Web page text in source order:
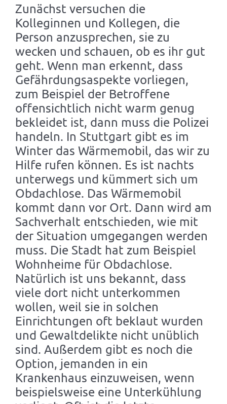
Zunächst versuchen die
Kolleginnen und Kollegen, die
Person anzusprechen, sie zu
wecken und schauen, ob es ihr gut
geht. Wenn man erkennt, dass
Gefährdungsaspekte vorliegen,
zum Beispiel der Betroffene
offensichtlich nicht warm genug
bekleidet ist, dann muss die Polizei
handeln. In Stuttgart gibt es im
Winter das Wärmemobil, das wir zu
Hilfe rufen können. Es ist nachts
unterwegs und kümmert sich um
Obdachlose. Das Wärmemobil
kommt dann vor Ort. Dann wird am
Sachverhalt entschieden, wie mit
der Situation umgegangen werden
muss. Die Stadt hat zum Beispiel
Wohnheime für Obdachlose.
Natürlich ist uns bekannt, dass
viele dort nicht unterkommen
wollen, weil sie in solchen
Einrichtungen oft beklaut wurden
und Gewaltdelikte nicht unüblich
sind. Außerdem gibt es noch die
Option, jemanden in ein
Krankenhaus einzuweisen, wenn
beispielsweise eine Unterkühlung